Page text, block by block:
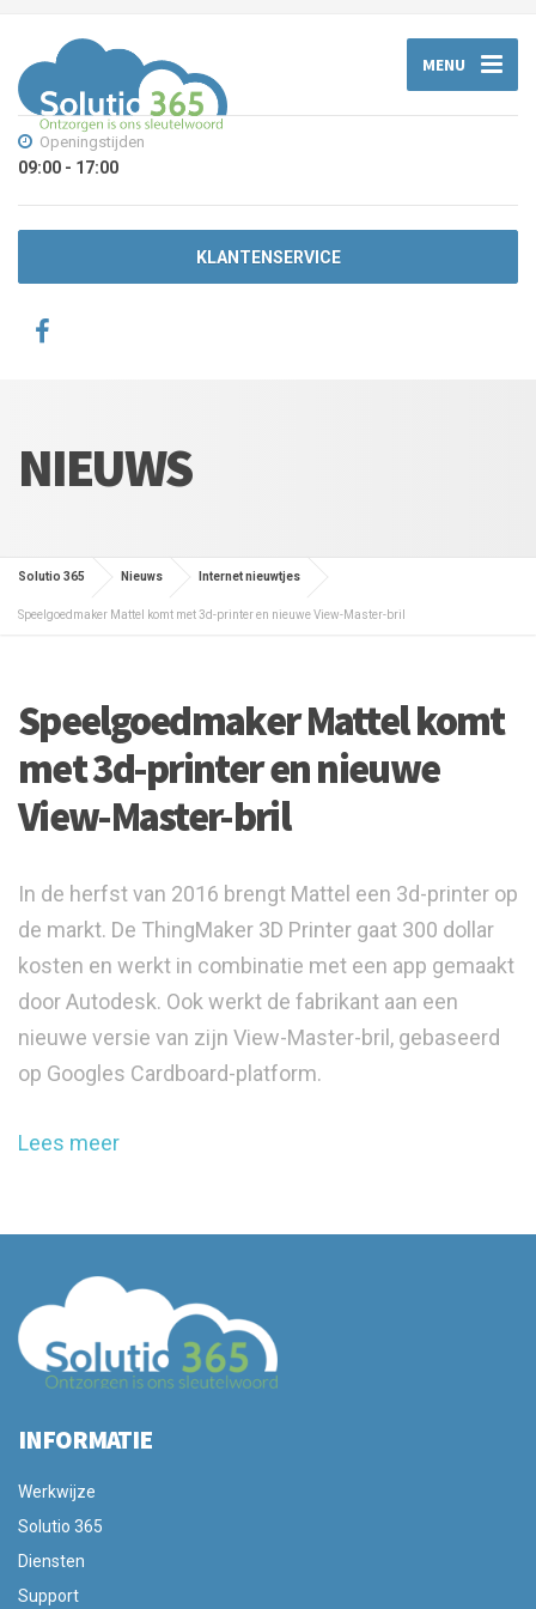
MENU
Openingstijden
09:00 - 17:00
KLANTENSERVICE
NIEUWS
Solutio 365 Nieuws Internet nieuwtjes
Speelgoedmaker Mattel komt met 3d-printer en nieuwe View-Master-bril
Speelgoedmaker Mattel komt
met 3d-printer en nieuwe
View-Master-bril
In de herfst van 2016 brengt Mattel een 3d-printer op
de markt. De ThingMaker 3D Printer gaat 300 dollar
kosten en werkt in combinatie met een app gemaakt
door Autodesk. Ook werkt de fabrikant aan een
nieuwe versie van zijn View-Master-bril, gebaseerd
op Googles Cardboard-platform.
Lees meer
INFORMATIE
Werkwijze
Solutio 365
Diensten
Support